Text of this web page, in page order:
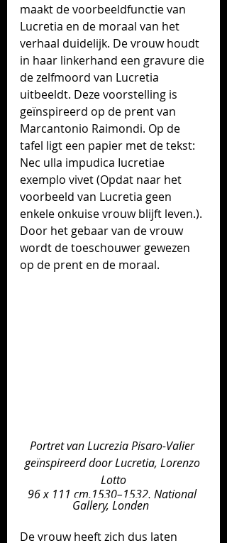
maakt de voorbeeldfunctie van
Lucretia en de moraal van het
verhaal duidelijk. De vrouw houdt
in haar linkerhand een gravure die
de zelfmoord van Lucretia
uitbeeldt. Deze voorstelling is
geïnspireerd op de prent van
Marcantonio Raimondi. Op de
tafel ligt een papier met de tekst:
Nec ulla impudica Iucretiae
exemplo vivet (Opdat naar het
voorbeeld van Lucretia geen
enkele onkuise vrouw blijft leven.).
Door het gebaar van de vrouw
wordt de toeschouwer gewezen
op de prent en de moraal.
Portret van Lucrezia Pisaro-Valier
geïnspireerd door Lucretia, Lorenzo
Lotto
96 x 111 cm,1530–1532, National
Gallery, Londen
De vrouw heeft zich dus laten